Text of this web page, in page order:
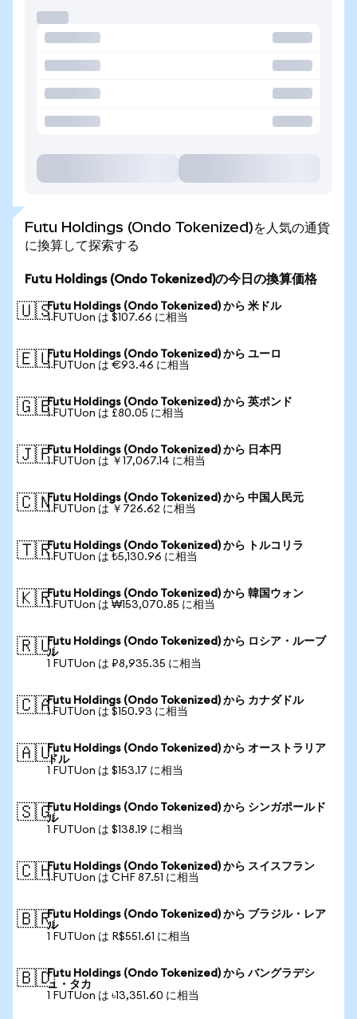
Futu Holdings (Ondo Tokenized)を人気の通貨
に換算して探索する
Futu Holdings (Ondo Tokenized)の今日の換算価格
🇺🇸Futu Holdings (Ondo Tokenized) から 米ドル
1 FUTUon は $107.66 に相当
🇪🇺Futu Holdings (Ondo Tokenized) から ユーロ
1 FUTUon は €93.46 に相当
🇬🇧Futu Holdings (Ondo Tokenized) から 英ポンド
1 FUTUon は £80.05 に相当
🇯🇵Futu Holdings (Ondo Tokenized) から 日本円
1 FUTUon は ￥17,067.14 に相当
🇨🇳Futu Holdings (Ondo Tokenized) から 中国人民元
1 FUTUon は ￥726.62 に相当
🇹🇷Futu Holdings (Ondo Tokenized) から トルコリラ
1 FUTUon は ₺5,130.96 に相当
🇰🇷Futu Holdings (Ondo Tokenized) から 韓国ウォン
1 FUTUon は ₩153,070.85 に相当
🇷🇺Futu Holdings (Ondo Tokenized) から ロシア・ルーブ
ル
1 FUTUon は ₽8,935.35 に相当
🇨🇦Futu Holdings (Ondo Tokenized) から カナダドル
1 FUTUon は $150.93 に相当
🇦🇺Futu Holdings (Ondo Tokenized) から オーストラリア
ドル
1 FUTUon は $153.17 に相当
🇸🇬Futu Holdings (Ondo Tokenized) から シンガポールド
ル
1 FUTUon は $138.19 に相当
🇨🇭Futu Holdings (Ondo Tokenized) から スイスフラン
1 FUTUon は CHF 87.51 に相当
🇧🇷Futu Holdings (Ondo Tokenized) から ブラジル・レア
ル
1 FUTUon は R$551.61 に相当
🇧🇩Futu Holdings (Ondo Tokenized) から バングラデシ
ュ・タカ
1 FUTUon は ৳13,351.60 に相当